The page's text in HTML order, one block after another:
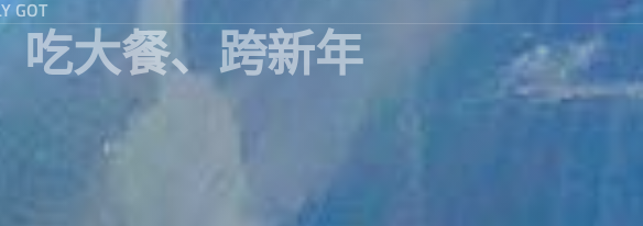
GOT
吃大餐、跨新年